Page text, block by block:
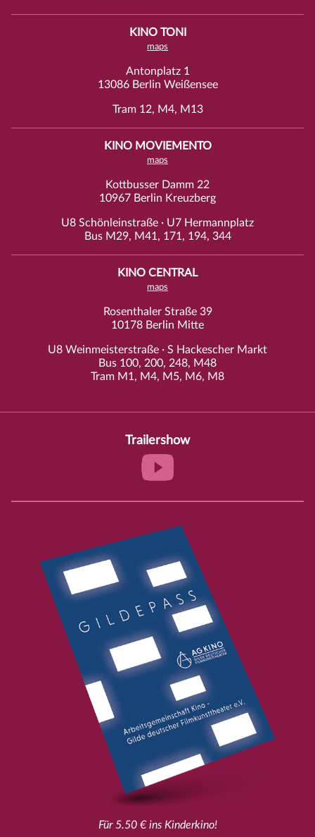
KINO TONI
maps
Antonplatz 1
13086 Berlin Weißensee
Tram 12, M4, M13
KINO MOVIEMENTO
maps
Kottbusser Damm 22
10967 Berlin Kreuzberg
U8 Schönleinstraße · U7 Hermannplatz
Bus M29, M41, 171, 194, 344
KINO CENTRAL
maps
Rosenthaler Straße 39
10178 Berlin Mitte
U8 Weinmeisterstraße · S Hackescher Markt
Bus 100, 200, 248, M48
Tram M1, M4, M5, M6, M8
Trailershow
Für 5.50 € ins Kinderkino!